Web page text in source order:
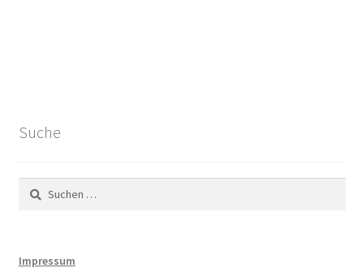
Suche
Suchen
nach:
Impressum